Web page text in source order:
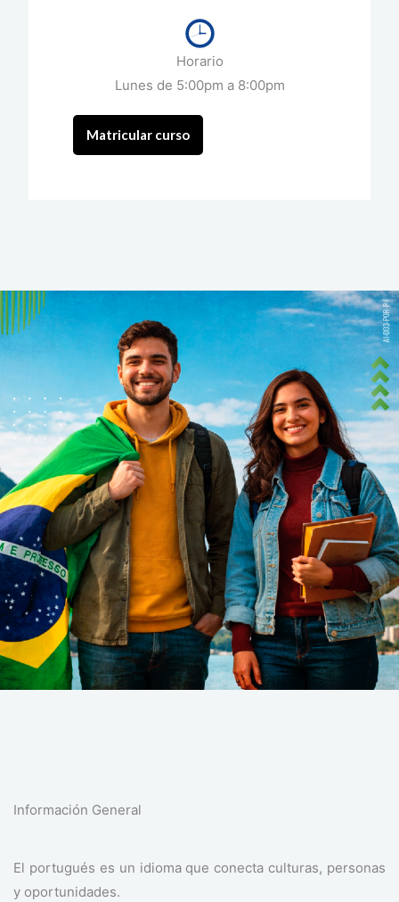
Horario
Lunes de 5:00pm a 8:00pm
Matricular curso
Información General
El portugués es un idioma que conecta culturas, personas
y oportunidades.